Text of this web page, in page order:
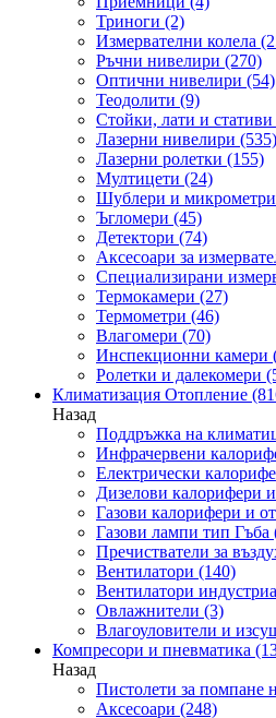
Триноги (2)
Измервателни колела
Ръчни нивелири (270)
Оптични нивелири (54)
Теодолити (9)
Стойки, лати и стативи
Лазерни нивелири (535)
Лазерни ролетки (155)
Мултицети (24)
Шублери и микрометри
Ъгломери (45)
Детектори (74)
Аксесоари за
Специализирани
Термокамери (27)
Термометри (46)
Влагомери (70)
Инспекционни камери
Ролетки и далекомери
Климатизация Отопление
Назад
Поддръжка на
Инфрачервени
Електрически
Дизелови калорифери
Газови калорифери и
Газови лампи тип Гъба
Пречистватели за
Вентилатори (140)
Вентилатори
Овлажнители (3)
Влагоуловители и
Компресори и пневматика
Назад
Пистолети за помпане
Аксесоари (248)